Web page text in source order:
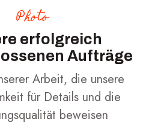
Photo
erfolgreich
Aufträge
Arbeit, die unsere
für Details und die
beweisen